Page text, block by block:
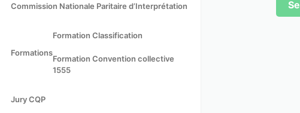
Commission Nationale Paritaire d’Interprétation
Formations
Formation Classification
Formation Convention collective
1555
Jury CQP